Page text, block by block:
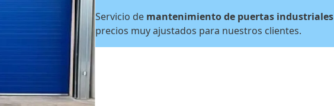
Servicio de mantenimiento de puertas industriales
precios muy ajustados para nuestros clientes.